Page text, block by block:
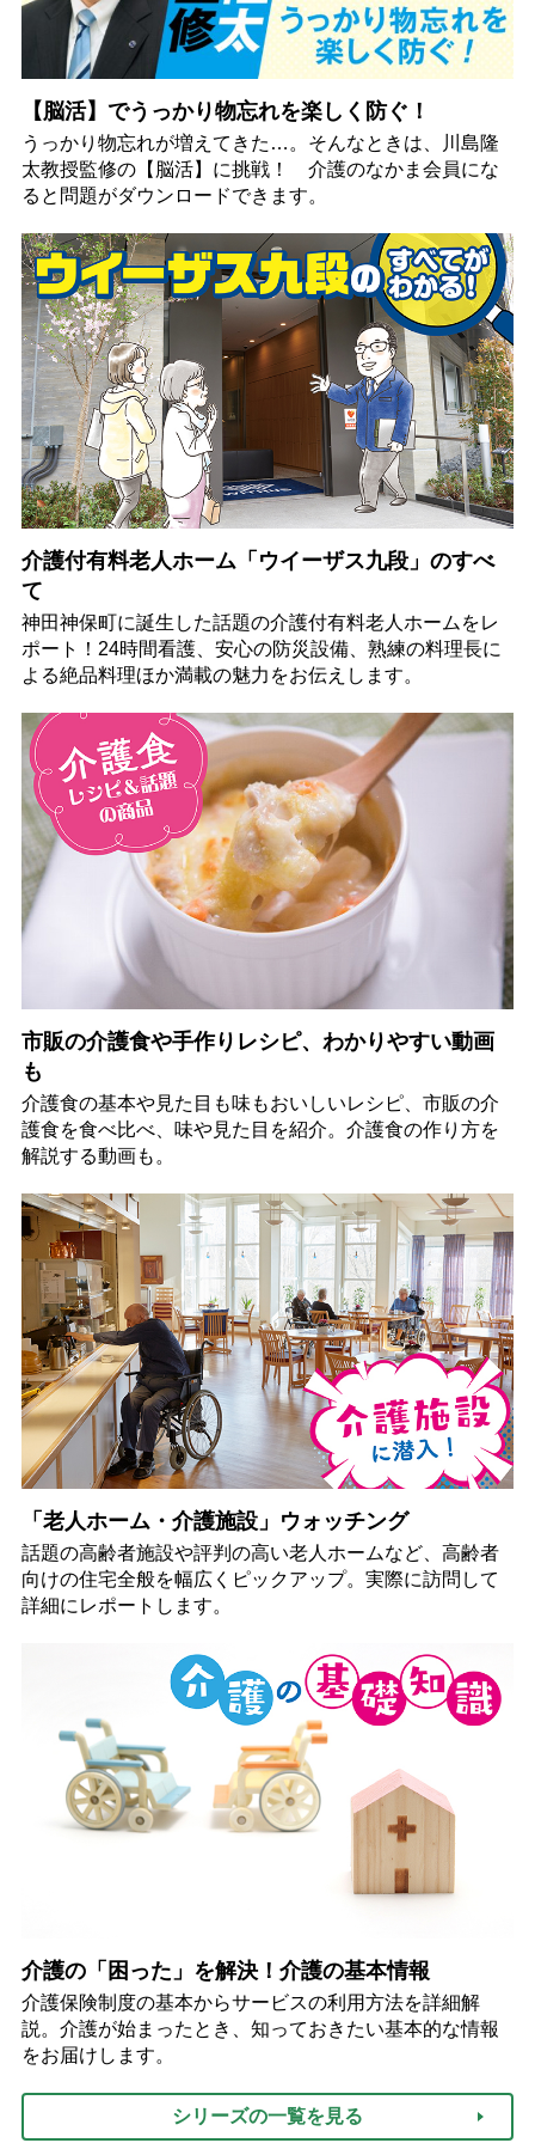
【脳活】でうっかり物忘れを楽しく防ぐ！
うっかり物忘れが増えてきた…。そんなときは、川島隆
太教授監修の【脳活】に挑戦！ 介護のなかま会員にな
ると問題がダウンロードできます。
介護付有料老人ホーム「ウイーザス九段」のすべ
て
神田神保町に誕生した話題の介護付有料老人ホームをレ
ポート！24時間看護、安心の防災設備、熟練の料理長に
よる絶品料理ほか満載の魅力をお伝えします。
市販の介護食や手作りレシピ、わかりやすい動画
も
介護食の基本や見た目も味もおいしいレシピ、市販の介
護食を食べ比べ、味や見た目を紹介。介護食の作り方を
解説する動画も。
「老人ホーム・介護施設」ウォッチング
話題の高齢者施設や評判の高い老人ホームなど、高齢者
向けの住宅全般を幅広くピックアップ。実際に訪問して
詳細にレポートします。
介護の「困った」を解決！介護の基本情報
介護保険制度の基本からサービスの利用方法を詳細解
説。介護が始まったとき、知っておきたい基本的な情報
をお届けします。
シリーズの一覧を見る